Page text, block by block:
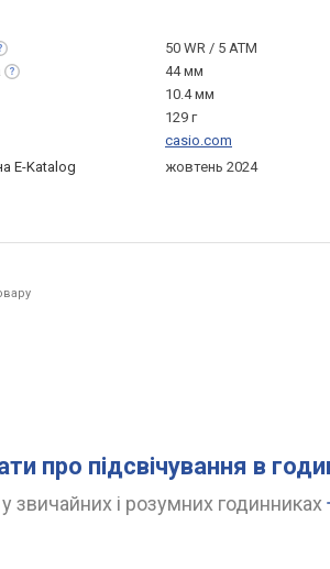
50 WR / 5 ATM
44 мм
10.4 мм
129 г
casio.com
E-Katalog
жовтень 2024
про підсвічування в
звичайних і розумних годинниках